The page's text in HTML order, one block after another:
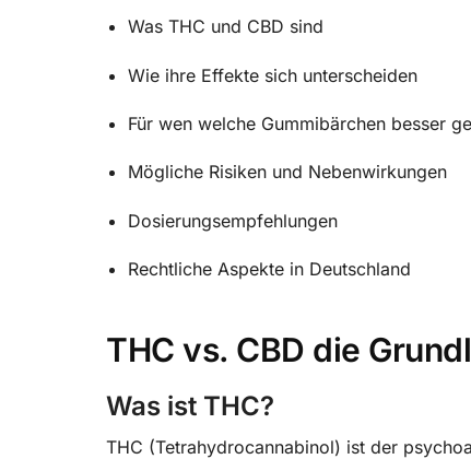
Was THC und CBD sind
Wie ihre Effekte sich unterscheiden
Für wen welche Gummibärchen besser
Mögliche Risiken und Nebenwirkungen
Dosierungsempfehlungen
Rechtliche Aspekte in Deutschland
THC vs. CBD die
Was ist THC?
THC (Tetrahydrocannabinol) ist der